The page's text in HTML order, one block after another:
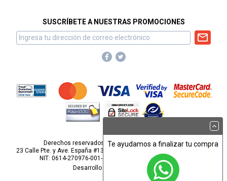
Te ayudamos a finalizar tu compra
SUSCRÍBETE A NUESTRAS PROMOCIONES
Derechos reservados para Omnisport, S.A. de C.V.
23 Calle Pte. y Ave. España #1313, Barrio San Miguelito, San Salvador.
NIT: 0614-270976-001-2
webmaster@omnisport.com
Desarrollo por
Pop Studios